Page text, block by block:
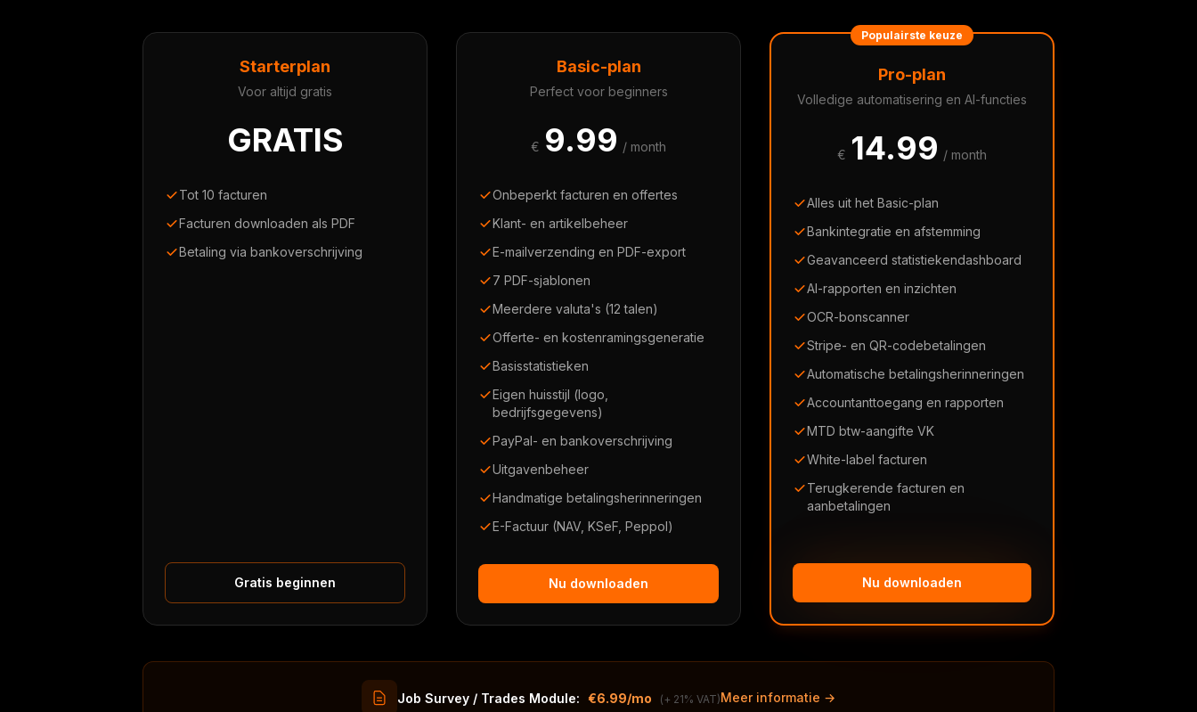
Starterplan
Voor altijd gratis
GRATIS
Tot 10 facturen
Facturen downloaden als PDF
Betaling via bankoverschrijving
Gratis beginnen
Basic-plan
Perfect voor beginners
€ 9.99 / month
Onbeperkt facturen en offertes
Klant- en artikelbeheer
E-mailverzending en PDF-export
7 PDF-sjablonen
Meerdere valuta's (12 talen)
Offerte- en kostenramingsgeneratie
Basisstatistieken
Eigen huisstijl (logo,
bedrijfsgegevens)
PayPal- en bankoverschrijving
Uitgavenbeheer
Handmatige betalingsherinneringen
E-Factuur (NAV, KSeF, Peppol)
Nu downloaden
Populairste keuze
Pro-plan
Volledige automatisering en AI-functies
€ 14.99 / month
Alles uit het Basic-plan
Bankintegratie en afstemming
Geavanceerd statistiekendashboard
AI-rapporten en inzichten
OCR-bonscanner
Stripe- en QR-codebetalingen
Automatische betalingsherinneringen
Accountanttoegang en rapporten
MTD btw-aangifte VK
White-label facturen
Terugkerende facturen en
aanbetalingen
Nu downloaden
Job Survey / Trades Module: €6.99/mo (+ 21% VAT)Meer informatie →